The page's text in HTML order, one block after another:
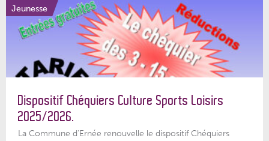
Jeunesse
Dispositif Chéquiers Culture Sports Loisirs
2025/2026.
La Commune d'Ernée renouvelle le dispositif Chéquiers